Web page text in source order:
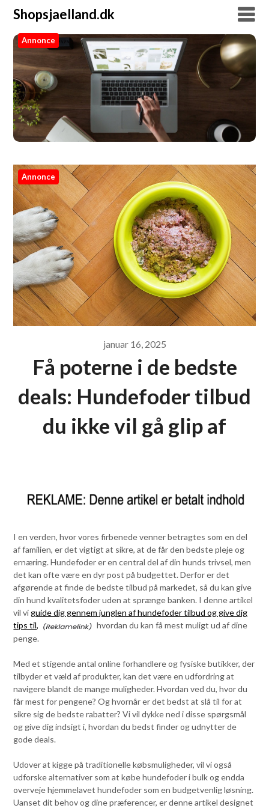
Shopsjaelland.dk
Shopsjaelland.dk
Annonce
Annonce
januar 16, 2025
Få poterne i de bedste
deals: Hundefoder tilbud
du ikke vil gå glip af
I en verden, hvor vores firbenede venner betragtes som en del
af familien, er det vigtigt at sikre, at de får den bedste pleje og
ernæring. Hundefoder er en central del af din hunds trivsel, men
det kan ofte være en dyr post på budgettet. Derfor er det
afgørende at finde de bedste tilbud på markedet, så du kan give
din hund kvalitetsfoder uden at sprænge banken. I denne artikel
vil viguide dig gennem junglen af hundefoder tilbud og give dig
tips til,
hvordan du kan få mest muligt ud af dine
penge.
Med et stigende antal online forhandlere og fysiske butikker, der
tilbyder et væld af produkter, kan det være en udfordring at
navigere blandt de mange muligheder. Hvordan ved du, hvor du
får mest for pengene? Og hvornår er det bedst at slå til for at
sikre sig de bedste rabatter? Vi vil dykke ned i disse spørgsmål
og give dig indsigt i, hvordan du bedst finder og udnytter de
gode deals.
Udover at kigge på traditionelle købsmuligheder, vil vi også
udforske alternativer som at købe hundefoder i bulk og endda
overveje hjemmelavet hundefoder som en budgetvenlig løsning.
Uanset dit behov og dine præferencer, er denne artikel designet